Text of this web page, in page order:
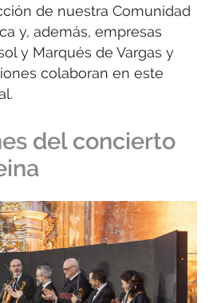
de nuestra Comunidad
y, además, empresas
y Marqués de Vargas y
colaboran en este
del concierto